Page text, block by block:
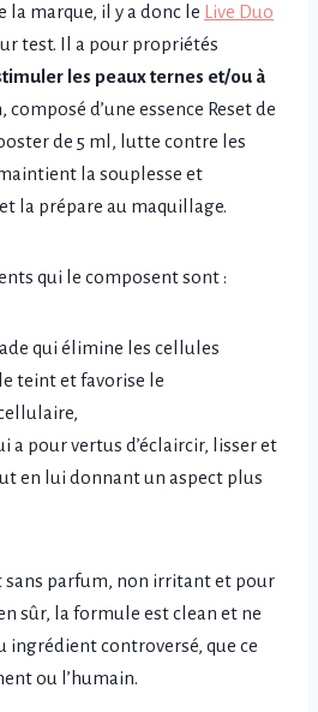
la marque, il y a donc le Live Duo
test. Il a pour propriétés
les peaux ternes et/ou à
composé d’une essence Reset de
de 5 ml, lutte contre les
la souplesse et
la prépare au maquillage.
qui le composent sont :
qui élimine les cellules
teint et favorise le
a pour vertus d’éclaircir, lisser et
en lui donnant un aspect plus
sans parfum, non irritant et pour
sûr, la formule est clean et ne
ingrédient controversé, que ce
ou l’humain.